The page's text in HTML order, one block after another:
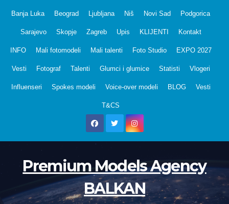
Banja Luka Beograd Ljubljana Niš Novi Sad Podgorica
Sarajevo Skopje Zagreb Upis KLIJENTI Kontakt
INFO Mali fotomodeli Mali talenti Foto Studio EXPO 2027
Vesti Fotograf Talenti Glumci i glumice Statisti Vlogeri
Influenseri Spokes modeli Voice-over modeli BLOG Vesti
T&CS
Premium Models Agency
BALKAN